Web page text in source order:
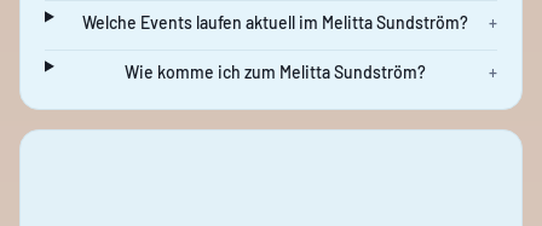
Welche Events laufen aktuell im Melitta Sundström? +
Wie komme ich zum Melitta Sundström? +